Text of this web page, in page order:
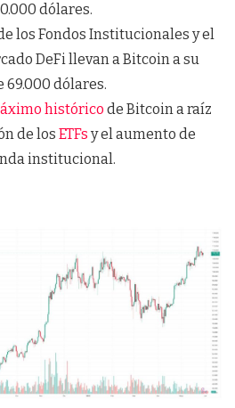
dólares.
los Fondos Institucionales y el
DeFi llevan a Bitcoin a su
69.000 dólares.
histórico de Bitcoin a raíz
de los ETFs y el aumento de
institucional.